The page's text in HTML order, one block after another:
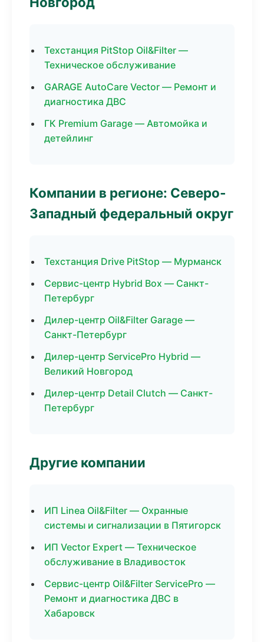
Техстанция PitStop Oil&Filter —
Техническое обслуживание
GARAGE AutoCare Vector — Ремонт и
диагностика ДВС
ГК Premium Garage — Автомойка и
детейлинг
Компании в регионе: Северо-
Западный федеральный округ
Техстанция Drive PitStop — Мурманск
Сервис-центр Hybrid Box — Санкт-
Петербург
Дилер-центр Oil&Filter Garage —
Санкт-Петербург
Дилер-центр ServicePro Hybrid —
Великий Новгород
Дилер-центр Detail Clutch — Санкт-
Петербург
Другие компании
ИП Linea Oil&Filter — Охранные
системы и сигнализации в Пятигорск
ИП Vector Expert — Техническое
обслуживание в Владивосток
Сервис-центр Oil&Filter ServicePro —
Ремонт и диагностика ДВС в
Хабаровск